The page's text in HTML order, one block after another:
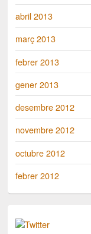
abril 2013
març 2013
febrer 2013
gener 2013
desembre 2012
novembre 2012
octubre 2012
febrer 2012